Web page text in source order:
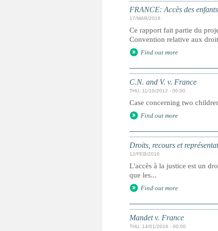
FRANCE: Accès des
17/MAR/2016
Ce rapport fait partie du
Convention relative aux
Find out more
C.N. and V. v. France
THU, 11/10/2012 - 00:00
Case concerning two
Find out more
Droits, recours et
12/FEB/2016
L'accès à la justice est un
que les...
Find out more
Mandet v. France
THU, 14/01/2016 - 00:00